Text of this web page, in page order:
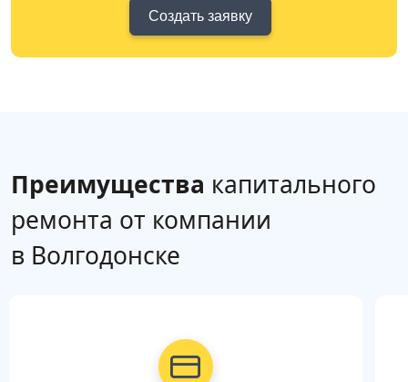
Создать заявку
Преимущества капитального
ремонта от компании
в Волгодонске